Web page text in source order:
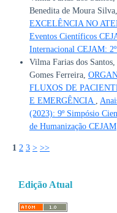
Benedita de Moura
EXCELÊNCIA NO
Eventos Científicos
Internacional CEJAM:
Vilma Farias dos
Gomes Ferreira,
FLUXOS DE
E EMERGÊNCIA ,
(2023): 9º Simpósio
de Humanização CEJAM
1 2 3 > >>
Edição Atual